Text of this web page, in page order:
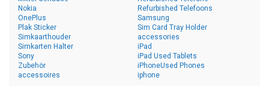
Nokia
OnePlus
Plak Sticker
Refurbished Telefoons
Samsung
Sim Card Tray Holder
Simkaarthouder
Simkarten Halter
Sony
Zubehör
accessoires
accessories
iPad
iPad Used Tablets
iPhoneUsed Phones
iphone